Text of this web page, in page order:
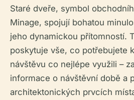
Staré dveře, symbol
Minage, spojují bohatou
jeho dynamickou přítomností.
poskytuje vše, co potřebujete
návštěvu co nejlépe využili –
informace o návštěvní době a
architektonických prvcích